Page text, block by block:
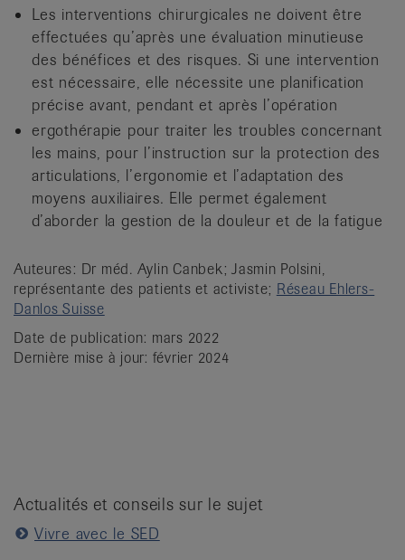
Les interventions chirurgicales ne doivent être
effectuées qu’après une évaluation minutieuse
des bénéfices et des risques. Si une intervention
est nécessaire, elle nécessite une planification
précise avant, pendant et après l’opération
ergothérapie pour traiter les troubles concernant
les mains, pour l’instruction sur la protection des
articulations, l’ergonomie et l’adaptation des
moyens auxiliaires. Elle permet également
d’aborder la gestion de la douleur et de la fatigue
Auteures: Dr méd. Aylin Canbek; Jasmin Polsini,
représentante des patients et activiste; Réseau Ehlers-
Danlos Suisse
Date de publication: mars 2022
Dernière mise à jour: février 2024
Actualités et conseils sur le sujet
Vivre avec le SED